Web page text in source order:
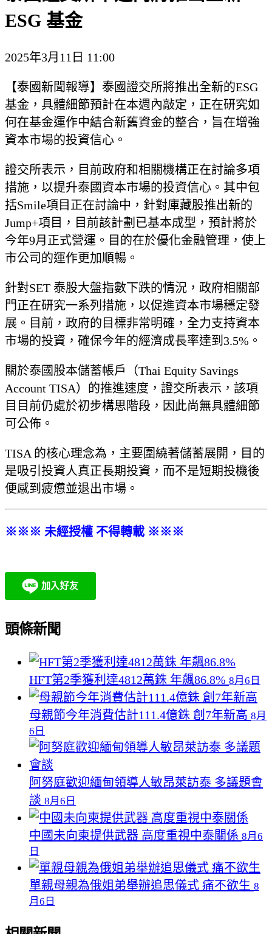
ESG 基金
2025年3月11日 11:00
【泰國新聞報導】泰國證交所將推出全新的ESG
基金，具體細節預計在本週內敲定，正在研究如
何在基金運作中結合新舊資金的整合，旨在增強
資本市場的投資信心。
證交所表示，目前政府和相關機構正在討論多項
措施，以提升泰國資本市場的投資信心。其中包
括Smile項目正在討論中，針對庫藏股推出新的
Jump+項目，目前該計劃已基本成型，預計將於
今年9月正式營運。目的在於優化金融管理，使上
市公司的運作更加順暢。
針對SET 泰股大盤指數下跌的情況，政府相關部
門正在研究一系列措施，以促進資本市場穩定發
展。目前，政府的目標非常明確，全力支持資本
市場的投資，確保今年的經濟成長率達到3.5%。
關於泰國股本儲蓄帳戶（Thai Equity Savings
Account TISA）的推進速度，證交所表示，該項
目目前仍處於初步構思階段，因此尚無具體細節
可公佈。
TISA 的核心理念為，主要圍繞著儲蓄展開，目的
是吸引投資人真正長期投資，而不是短期投機後
便感到疲憊並退出市場。
※※※ 未經授權 不得轉載 ※※※
頭條新聞
HFT第2季獲利達4812萬銖 年飆86.8% 8月6日
母親節今年消費估計111.4億銖 創7年新高 8月
6日
阿努庭歡迎緬甸領導人敏昂萊訪泰 多議題會
談 8月6日
中國未向柬提供武器 高度重視中泰關係 8月6
日
單親母親為俄姐弟舉辦追思儀式 痛不欲生 8
月6日